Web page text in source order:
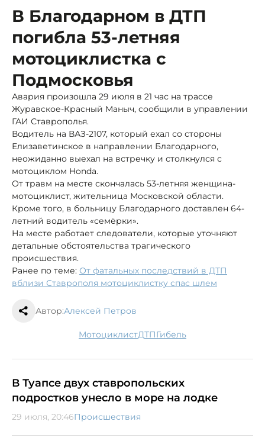
В Благодарном в ДТП
погибла 53-летняя
мотоциклистка с
Подмосковья
Авария произошла 29 июля в 21 час на трассе
Журавское-Красный Маныч, сообщили в управлении
ГАИ Ставрополья.
Водитель на ВАЗ-2107, который ехал со стороны
Елизаветинское в направлении Благодарного,
неожиданно выехал на встречку и столкнулся с
мотоциклом Honda.
От травм на месте скончалась 53-летняя женщина-
мотоциклист, жительница Московской области.
Кроме того, в больницу Благодарного доставлен 64-
летний водитель «семёрки».
На месте работает следователи, которые уточняют
детальные обстоятельства трагического
происшествия.
Ранее по теме: От фатальных последствий в ДТП
вблизи Ставрополя мотоциклистку спас шлем
Автор:Алексей Петров
мотоциклист ДТП гибель
В Туапсе двух ставропольских
подростков унесло в море на лодке
29 июля, 20:46Происшествия